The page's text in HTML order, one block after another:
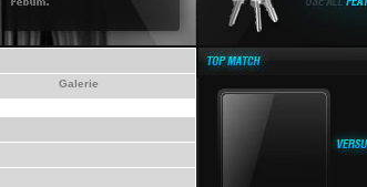
Galerie